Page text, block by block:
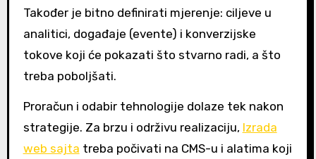
Također je bitno definirati mjerenje: ciljeve u
analitici, događaje (evente) i konverzijske
tokove koji će pokazati što stvarno radi, a što
treba poboljšati.
Proračun i odabir tehnologije dolaze tek nakon
strategije. Za brzu i održivu realizaciju, Izrada
web sajta treba počivati na CMS-u i alatima koji